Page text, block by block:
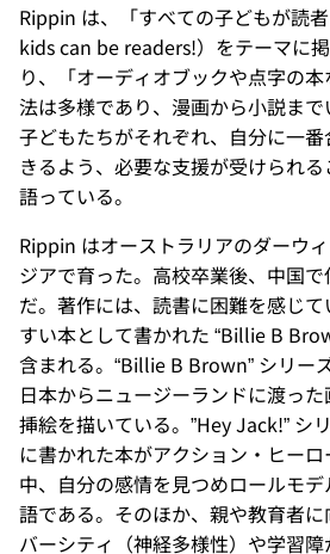
Rippin は、「すべての子どもが読
kids can be readers!）をテーマに
り、「オーディオブックや点字の
法は多様であり、漫画から小説まで
子どもたちがそれぞれ、自分に一
きるよう、必要な支援が受けられ
語っている。
Rippin はオーストラリアのダーウ
ジアで育った。高校卒業後、中国
だ。著作には、読書に困難を感じ
すい本として書かれた “Billie B
含まれる。“Billie B Brown” シリー
日本からニュージーランドに渡っ
挿絵を描いている。”Hey Jack!” シ
に書かれた本がアクション・ヒー
中、自分の感情を見つめロールモ
語である。そのほか、親や教育者
バーシティ（神経多様性）や学習